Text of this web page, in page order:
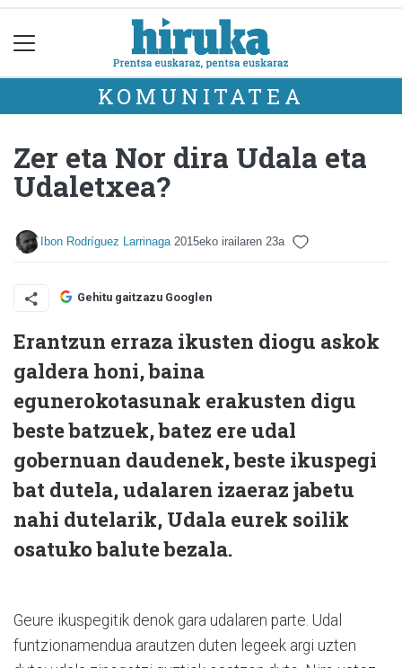
KOMUNITATEA
Zer eta Nor dira Udala eta
Udaletxea?
Ibon Rodríguez Larrinaga 2015eko irailaren 23a
Gehitu gaitzazu Googlen
Erantzun erraza ikusten diogu askok
galdera honi, baina
egunerokotasunak erakusten digu
beste batzuek, batez ere udal
gobernuan daudenek, beste ikuspegi
bat dutela, udalaren izaeraz jabetu
nahi dutelarik, Udala eurek soilik
osatuko balute bezala.
Geure ikuspegitik denok gara udalaren parte. Udal
funtzionamendua arautzen duten legeek argi uzten